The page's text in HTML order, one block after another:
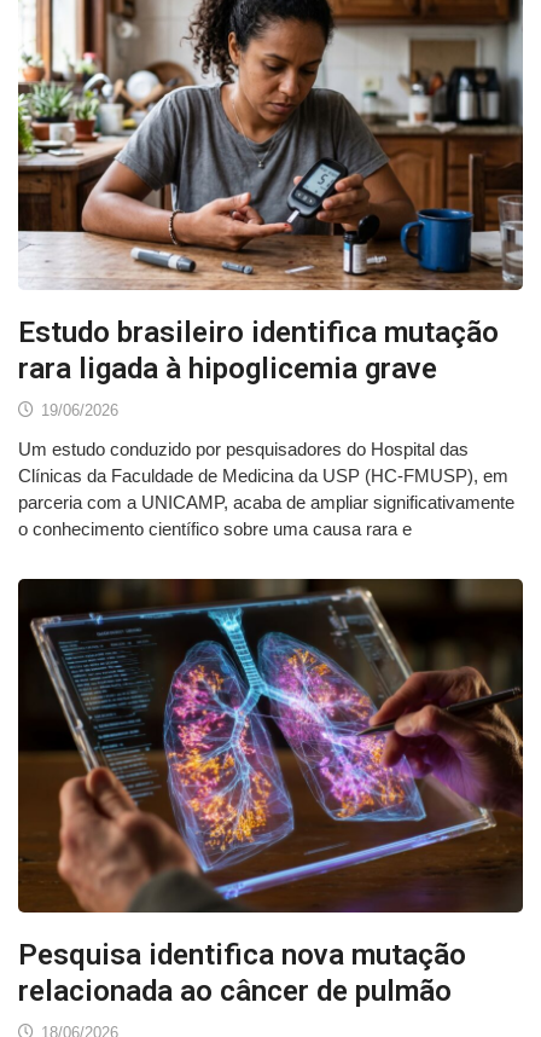
Estudo brasileiro identifica mutação
rara ligada à hipoglicemia grave
19/06/2026
Um estudo conduzido por pesquisadores do Hospital das
Clínicas da Faculdade de Medicina da USP (HC-FMUSP), em
parceria com a UNICAMP, acaba de ampliar significativamente
o conhecimento científico sobre uma causa rara e
Pesquisa identifica nova mutação
relacionada ao câncer de pulmão
18/06/2026